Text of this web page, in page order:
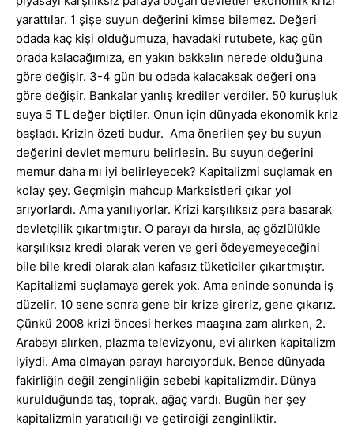
yarattılar. 1 şişe suyun değerini kimse bilemez. Değeri
odada kaç kişi olduğumuza, havadaki rutubete, kaç gün
orada kalacağımıza, en yakın bakkalın nerede olduğuna
göre değişir. 3-4 gün bu odada kalacaksak değeri ona
göre değişir. Bankalar yanlış krediler verdiler. 50 kuruşluk
suya 5 TL değer biçtiler. Onun için dünyada ekonomik kriz
başladı. Krizin özeti budur. Ama önerilen şey bu suyun
değerini devlet memuru belirlesin. Bu suyun değerini
memur daha mı iyi belirleyecek? Kapitalizmi suçlamak en
kolay şey. Geçmişin mahcup Marksistleri çıkar yol
arıyorlardı. Ama yanılıyorlar. Krizi karşılıksız para basarak
devletçilik çıkartmıştır. O parayı da hırsla, aç gözlülükle
karşılıksız kredi olarak veren ve geri ödeyemeyeceğini
bile bile kredi olarak alan kafasız tüketiciler çıkartmıştır.
Kapitalizmi suçlamaya gerek yok. Ama eninde sonunda iş
düzelir. 10 sene sonra gene bir krize gireriz, gene çıkarız.
Çünkü 2008 krizi öncesi herkes maaşına zam alırken, 2.
Arabayı alırken, plazma televizyonu, evi alırken kapitalizm
iyiydi. Ama olmayan parayı harcıyorduk. Bence dünyada
fakirliğin değil zenginliğin sebebi kapitalizmdir. Dünya
kurulduğunda taş, toprak, ağaç vardı. Bugün her şey
kapitalizmin yaratıcılığı ve getirdiği zenginliktir.